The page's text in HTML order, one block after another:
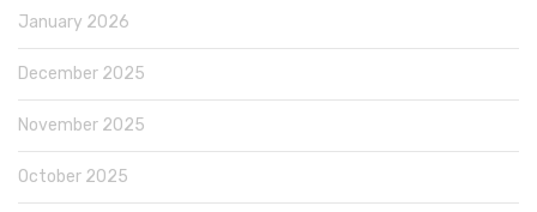
January 2026
December 2025
November 2025
October 2025